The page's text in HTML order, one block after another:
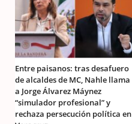
Entre paisanos: tras desafuero
de alcaldes de MC, Nahle llama
a Jorge Álvarez Máynez
“simulador profesional” y
rechaza persecución política en